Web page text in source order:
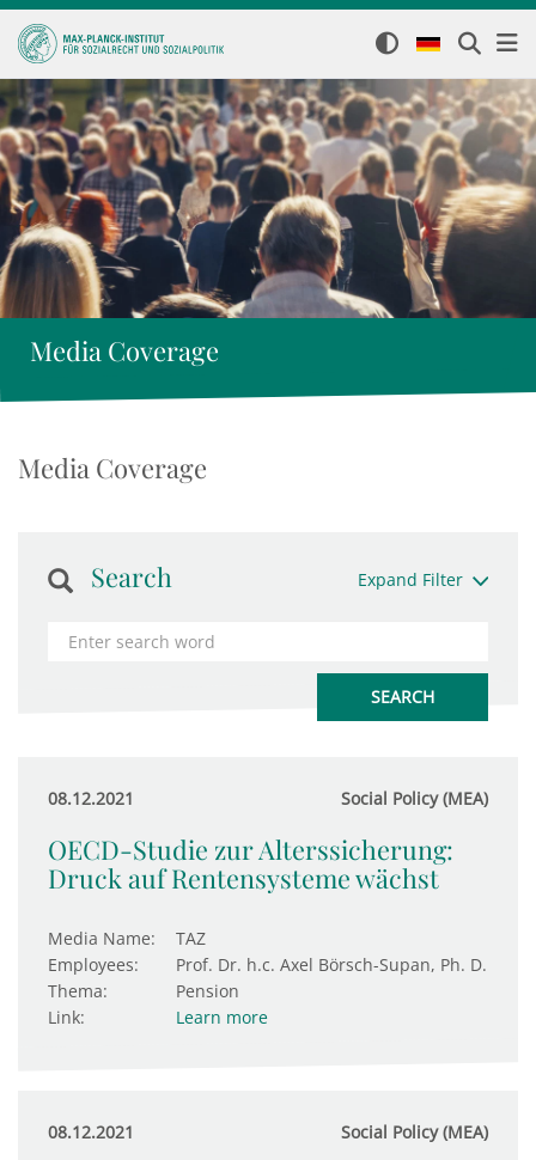
Media Coverage
Media Coverage
Search Expand Filter
08.12.2021 Social Policy (MEA)
OECD-Studie zur Alterssicherung:
Druck auf Rentensysteme wächst
Media Name:
TAZ
Employees:
Prof. Dr. h.c. Axel Börsch-Supan, Ph. D.
Thema:
Pension
Link:
Learn more
08.12.2021 Social Policy (MEA)